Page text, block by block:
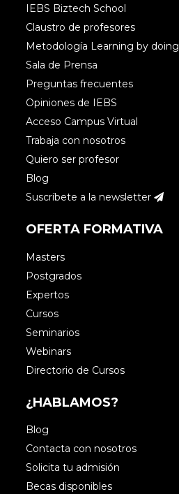
IEBS Biztech School
Claustro de profesores
Metodología Learning by doing
Sala de Prensa
Preguntas frecuentes
Opiniones de IEBS
Acceso Campus Virtual
Trabaja con nosotros
Quiero ser profesor
Blog
Suscríbete a la newsletter
OFERTA FORMATIVA
Masters
Postgrados
Expertos
Cursos
Seminarios
Webinars
Directorio de Cursos
¿HABLAMOS?
Blog
Contacta con nosotros
Solicita tu admisión
Becas disponibles